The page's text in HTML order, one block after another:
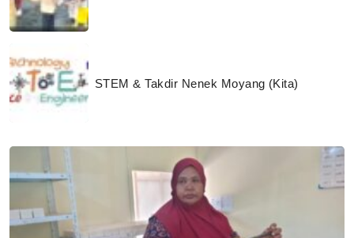
STEM & Takdir Nenek Moyang (Kita)